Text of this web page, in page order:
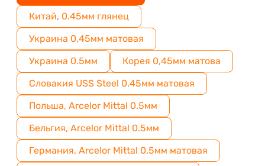
Китай, 0.45мм глянец
Украина 0,45мм матовая
Украина 0.5мм
Корея 0,45мм матова
Словакия USS Steel 0.45мм матовая
Польша, Arcelor Mittal 0.5мм
Бельгия, Arcelor Mittal 0.5мм
Германия, Arcelor Mittal 0.5мм матовая